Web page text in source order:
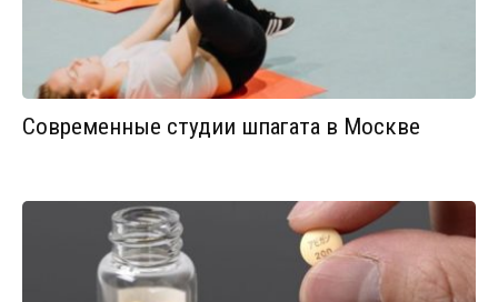
Современные студии шпагата в Москве